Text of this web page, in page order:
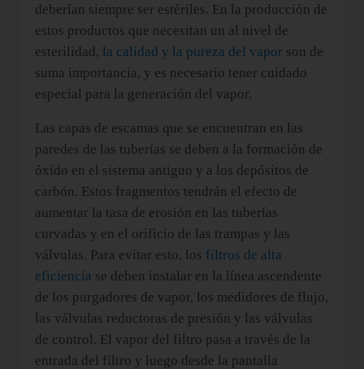
deberían siempre ser estériles. En la producción de
estos productos que necesitan un al nivel de
esterilidad, la calidad y la pureza del vaporson de
suma importancia, y es necesario tener cuidado
especial para la generación del vapor.
Las capas de escamas que se encuentran en las
paredes de las tuberías se deben a la formación de
óxido en el sistema antiguo y a los depósitos de
carbón. Estos fragmentos tendrán el efecto de
aumentar la tasa de erosión en las tuberías
curvadas y en el orificio de las trampas y las
válvulas. Para evitar esto, los filtros de alta
eficiencia se deben instalar en la línea ascendente
de los purgadores de vapor, los medidores de flujo,
las válvulas reductoras de presión y las válvulas
de control. El vapor del filtro pasa a través de la
entrada del filtro y luego desde la pantalla